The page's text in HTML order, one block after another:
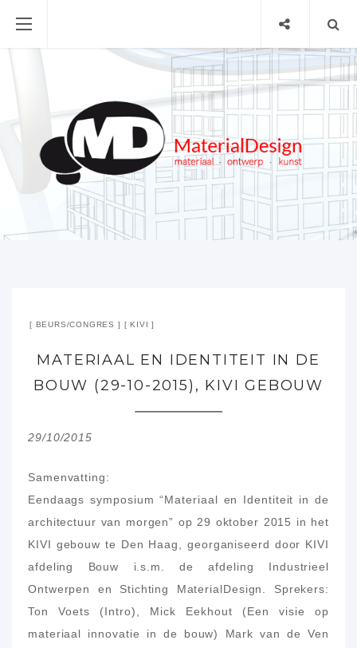
BEURS/CONGRES KIVI
MATERIAAL EN IDENTITEIT IN DE
BOUW (29-10-2015), KIVI GEBOUW
29/10/2015
Samenvatting:
Eendaags symposium “Materiaal en Identiteit in de
architectuur van morgen” op 29 oktober 2015 in het
KIVI gebouw te Den Haag, georganiseerd door KIVI
afdeling Bouw i.s.m. de afdeling Industrieel
Ontwerpen en Stichting MaterialDesign. Sprekers:
Ton Voets (Intro), Mick Eekhout (Een visie op
materiaal innovatie in de bouw) Mark van de Ven